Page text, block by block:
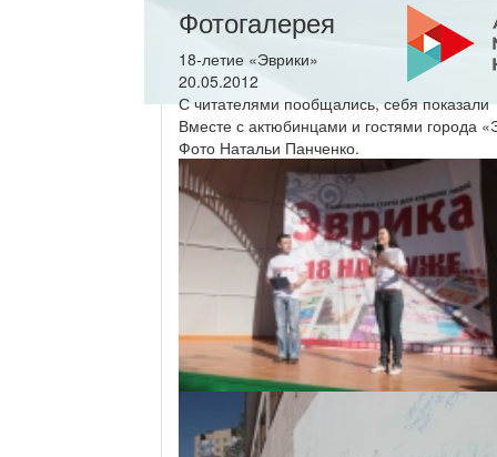
Фотогалерея
18-летие «Эврики»
20.05.2012
С читателями пообщались, себя показали
Вместе с актюбинцами и гостями города
Фото Натальи Панченко.